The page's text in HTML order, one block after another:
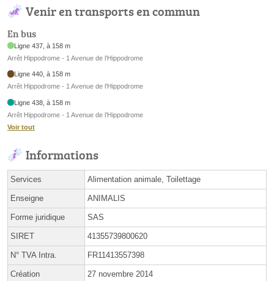
Venir en transports en commun
En bus
Ligne 437, à 158 m
Arrêt Hippodrome - 1 Avenue de l’Hippodrome
Ligne 440, à 158 m
Arrêt Hippodrome - 1 Avenue de l’Hippodrome
Ligne 438, à 158 m
Arrêt Hippodrome - 1 Avenue de l’Hippodrome
Voir tout
Informations
Services Alimentation animale, Toilettage
Enseigne ANIMALIS
Forme juridique SAS
SIRET 41355739800620
N° TVA Intra. FR11413557398
Création 27 novembre 2014